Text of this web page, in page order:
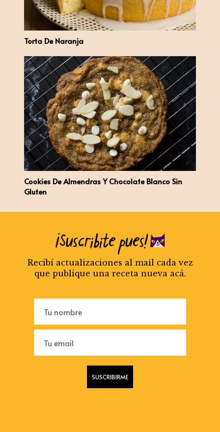
Torta De Naranja
Cookies De Almendras Y Chocolate Blanco Sin
Gluten
Recibí actualizaciones al mail cada vez
que publique una receta nueva acá.